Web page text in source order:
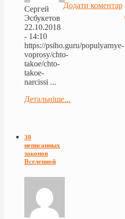
Додати коментар
Сергей
Эсбукетов
22.10.2018
- 14:10
https://psiho.guru/populyarnye-
voprosy/chto-
takoe/chto-
takoe-
narcissi ...
Детальніше...
30
неписанных
законов
Вселенной